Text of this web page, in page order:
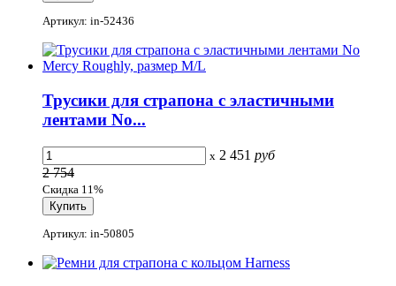
Артикул: in-52436
Трусики для страпона с эластичными
лентами No...
x 2 451 руб
2 754
Скидка 11%
Артикул: in-50805